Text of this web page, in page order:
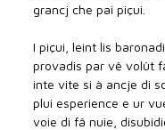
grancj che pai piçui.
I piçui, leint lis
provadis par vê volût
inte vite si à ancje di
plui esperience e ur
voie di fâ nuie,